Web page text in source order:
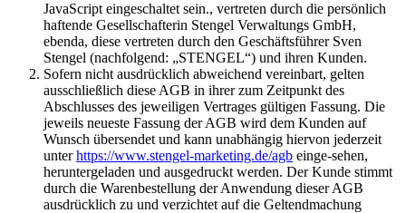
JavaScript eingeschaltet sein., vertreten durch die persönlich
haftende Gesellschafterin Stengel Verwaltungs GmbH,
ebenda, diese vertreten durch den Geschäftsführer Sven
Stengel (nachfolgend: „STENGEL“) und ihren Kunden.
Sofern nicht ausdrücklich abweichend vereinbart, gelten
ausschließlich diese AGB in ihrer zum Zeitpunkt des
Abschlusses des jeweiligen Vertrages gültigen Fassung. Die
jeweils neueste Fassung der AGB wird dem Kunden auf
Wunsch übersendet und kann unabhängig hiervon jederzeit
unterhttps://www.stengel-marketing.de/agb einge-sehen,
heruntergeladen und ausgedruckt werden. Der Kunde stimmt
durch die Warenbestellung der Anwendung dieser AGB
ausdrücklich zu und verzichtet auf die Geltendmachung